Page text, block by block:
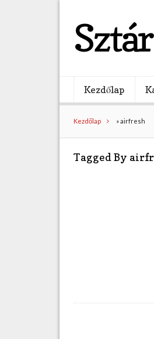
Kezdőlap
Kezdőlap »airfresh
Tagged By